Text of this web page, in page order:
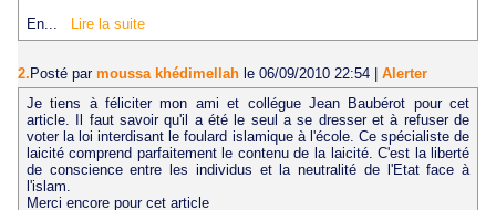
En...
Lire la suite
2.Posté par moussa khédimellah le 06/09/2010 22:54 | Alerter
Je tiens à féliciter mon ami et collégue Jean Baubérot pour cet
article. Il faut savoir qu'il a été le seul a se dresser et à refuser de
voter la loi interdisant le foulard islamique à l'école. Ce spécialiste de
laicité comprend parfaitement le contenu de la laicité. C'est la liberté
de conscience entre les individus et la neutralité de l'Etat face à
l'islam.
Merci encore pour cet article